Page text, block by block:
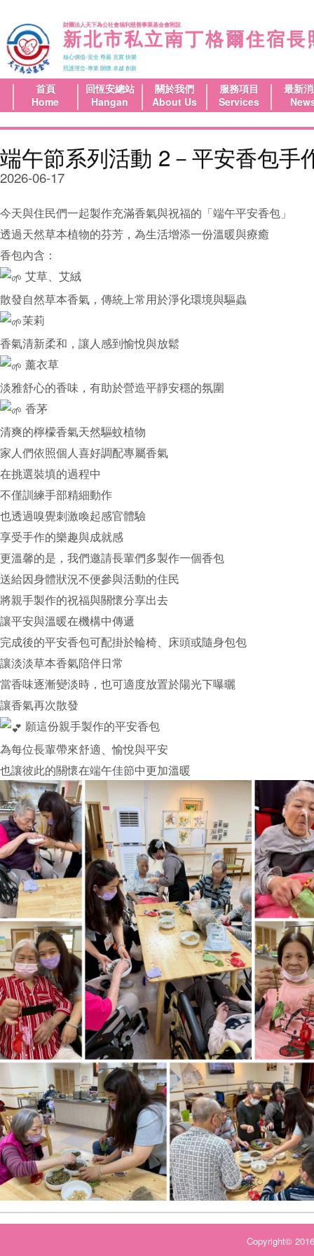
財團法人天下為公社會福利慈善事業基金會附設
新北市私立南丁格爾住宿長
核心價值-安全 尊嚴 充實 快樂
照護理念-專業 關懷 卓越 創新
首頁
Home
回恆安總站
Hangan
關於我們
About Us
服務項目
Services
最新
端午節系列活動 2－平安香包手
2026-06-17
今天與住民們一起製作充滿香氣與祝福的「端午平安香包」
透過天然草本植物的芬芳，為生活增添一份溫暖與療癒
香包內含：
艾草、艾絨
散發自然草本香氣，傳統上常用於淨化環境與驅蟲
茉莉
香氣清新柔和，讓人感到愉悅與放鬆
薰衣草
淡雅舒心的香味，有助於營造平靜安穩的氛圍
香茅
清爽的檸檬香氣天然驅蚊植物
家人們依照個人喜好調配專屬香氣
在挑選裝填的過程中
不僅訓練手部精細動作
也透過嗅覺刺激喚起感官體驗
享受手作的樂趣與成就感
更溫馨的是，我們邀請長輩們多製作一個香包
送給因身體狀況不便參與活動的住民
將親手製作的祝福與關懷分享出去
讓平安與溫暖在機構中傳遞
完成後的平安香包可配掛於輪椅、床頭或隨身包包
讓淡淡草本香氣陪伴日常
當香味逐漸變淡時，也可適度放置於陽光下曝曬
讓香氣再次散發
願這份親手製作的平安香包
為每位長輩帶來舒適、愉悅與平安
也讓彼此的關懷在端午佳節中更加溫暖
Copyright©